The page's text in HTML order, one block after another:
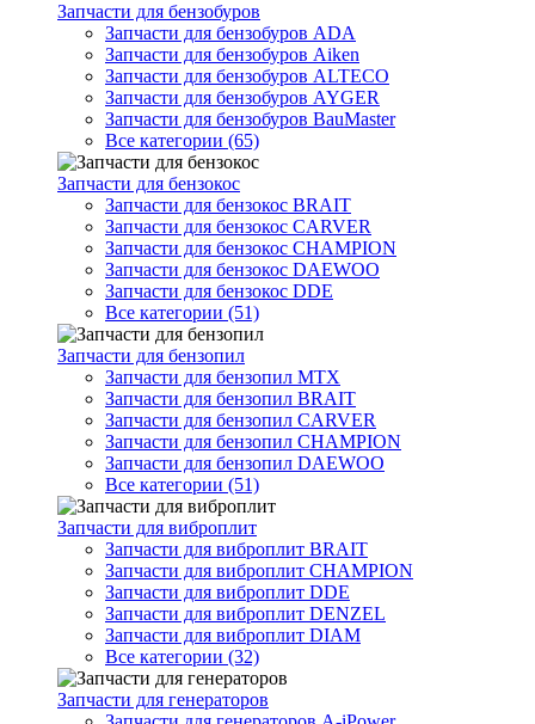
Запчасти для бензобуров
Запчасти для бензобуров ADA
Запчасти для бензобуров Aiken
Запчасти для бензобуров ALTECO
Запчасти для бензобуров AYGER
Запчасти для бензобуров BauMaster
Все категории (65)
Запчасти для бензокос
Запчасти для бензокос BRAIT
Запчасти для бензокос CARVER
Запчасти для бензокос CHAMPION
Запчасти для бензокос DAEWOO
Запчасти для бензокос DDE
Все категории (51)
Запчасти для бензопил
Запчасти для бензопил MTX
Запчасти для бензопил BRAIT
Запчасти для бензопил CARVER
Запчасти для бензопил CHAMPION
Запчасти для бензопил DAEWOO
Все категории (51)
Запчасти для виброплит
Запчасти для виброплит BRAIT
Запчасти для виброплит CHAMPION
Запчасти для виброплит DDE
Запчасти для виброплит DENZEL
Запчасти для виброплит DIAM
Все категории (32)
Запчасти для генераторов